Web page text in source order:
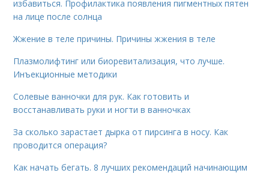
избавиться. Профилактика появления пигментных пятен
на лице после солнца
Жжение в теле причины. Причины жжения в теле
Плазмолифтинг или биоревитализация, что лучше.
Инъекционные методики
Солевые ванночки для рук. Как готовить и
восстанавливать руки и ногти в ванночках
За сколько зарастает дырка от пирсинга в носу. Как
проводится операция?
Как начать бегать. 8 лучших рекомендаций начинающим